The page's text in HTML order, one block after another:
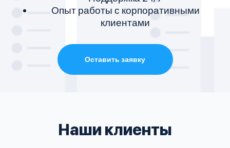
Опыт работы с корпоративными
клиентами
Оставить заявку
Наши клиенты